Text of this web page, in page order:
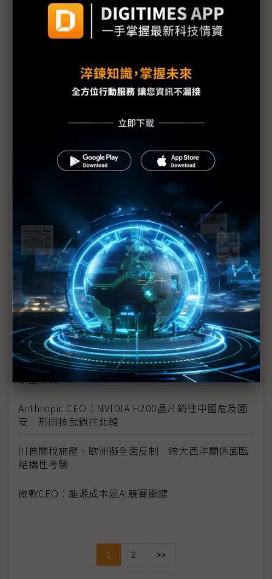
格陵蘭危機現轉機 川普稱與北約達成協議框架、撤
回歐洲8國關稅
AI新創看向企業戰場 OpenAI、Anthropic拚穩定金
中美貿易談判再起 川普4月訪中前有望達成新協議
加拿大總理開火川普 籲全球中等國家團結抵抗「美
法國總統馬克宏籲歐盟強化主權自主 齊心抗美國威
脅
G42 CEO：阿聯躍升全球AI核心戰場 NVIDIA、超微
先進AI晶片即將運抵
DeepMind CEO：DeepSeek熱潮被高估 中國擅長
追趕但未創新超前
歐洲AI投資陷瓶頸 Google前CEO示警：恐淪為中國
模型附庸
Anthropic CEO：NVIDIA H200晶片銷往中國危及國
安 形同核武銷往北韓
川普關稅施壓、歐洲擬全面反制 跨大西洋關係面臨
結構性考驗
微軟CEO：能源成本是AI競賽關鍵
1 2 >>